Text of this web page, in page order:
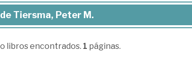
Tiersma, Peter M.
libros encontrados. 1 páginas.